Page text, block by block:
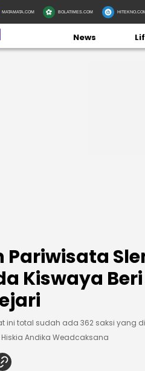
MATAMATA.COM BOLATIMES.COM
News
Pariwisata
Kiswaya
ini total sudah ada 362 saksi yang
Andika Weadcaksana